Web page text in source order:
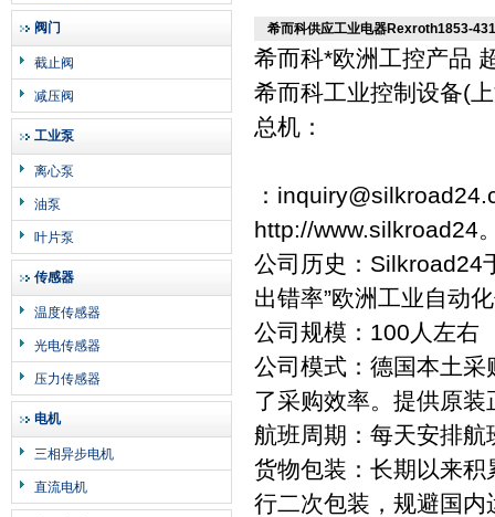
阀门
截止阀
减压阀
工业泵
离心泵
油泵
叶片泵
传感器
温度传感器
光电传感器
压力传感器
电机
三相异步电机
直流电机
希而科供应工业电器Rexroth1853-
希而科*欧洲工控产
希而科工业控制设备(
总机：
：
http://www.silkroad24
公司历史：Silkroad24
出错率”欧洲工业自动
公司规模：100人左右
公司模式：德国本土
了采购效率。提供原
航班周期：每天安排
货物包装：长期以来
行二次包装，规避国内